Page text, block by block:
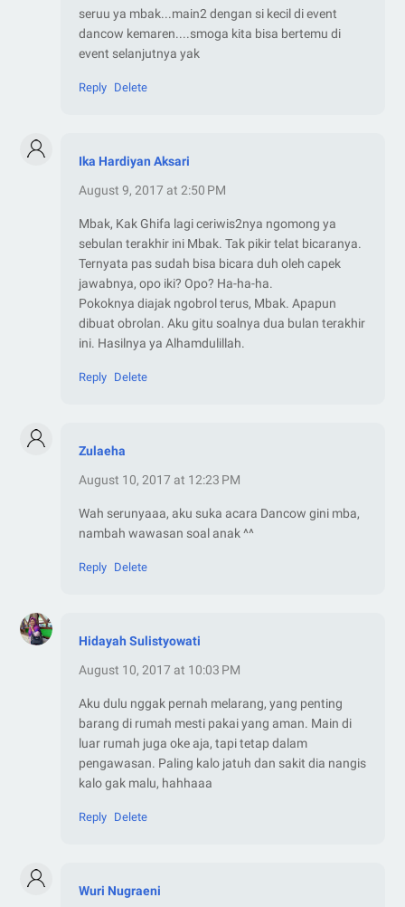
seruu ya mbak...main2 dengan si kecil di event
dancow kemaren....smoga kita bisa bertemu di
event selanjutnya yak
Reply Delete
Ika Hardiyan Aksari
August 9, 2017 at 2:50 PM
Mbak, Kak Ghifa lagi ceriwis2nya ngomong ya
sebulan terakhir ini Mbak. Tak pikir telat bicaranya.
Ternyata pas sudah bisa bicara duh oleh capek
jawabnya, opo iki? Opo? Ha-ha-ha.
Pokoknya diajak ngobrol terus, Mbak. Apapun
dibuat obrolan. Aku gitu soalnya dua bulan terakhir
ini. Hasilnya ya Alhamdulillah.
Reply Delete
Zulaeha
August 10, 2017 at 12:23 PM
Wah serunyaaa, aku suka acara Dancow gini mba,
nambah wawasan soal anak ^^
Reply Delete
Hidayah Sulistyowati
August 10, 2017 at 10:03 PM
Aku dulu nggak pernah melarang, yang penting
barang di rumah mesti pakai yang aman. Main di
luar rumah juga oke aja, tapi tetap dalam
pengawasan. Paling kalo jatuh dan sakit dia nangis
kalo gak malu, hahhaaa
Reply Delete
Wuri Nugraeni